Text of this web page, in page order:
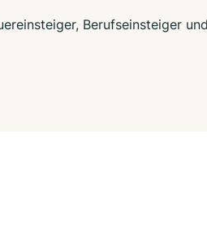
Berufseinsteiger